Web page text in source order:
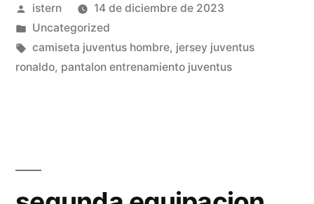
18
19»
Publicado
por
istern
14 de diciembre de 2023
Publicado
en
Uncategorized
Etiquetas:
camiseta juventus hombre, jersey juventus
ronaldo, pantalon entrenamiento juventus